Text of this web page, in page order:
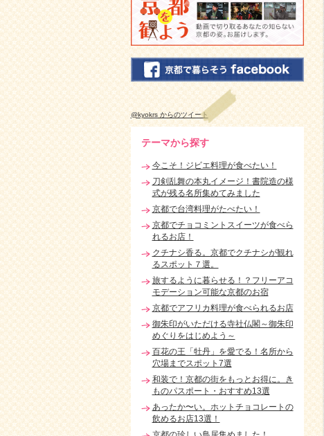
@kyokrs からのツイート
テーマから探す
今こそ！ジビエ料理が食べたい！
刀剣乱舞の本丸イメージ！書院造の様
式が残る名所集めてみました
京都で台湾料理がたべたい！
京都でチョコミントスイーツが食べら
れるお店！
クチナシ香る。京都でクチナシが観れ
るスポット７選。
旅するように暮らせる！？フリーアコ
モデーション可能な京都のお宿
京都でアフリカ料理が食べられるお店
御朱印がいただける寺社仏閣～御朱印
めぐりをはじめよう～
百花の王「牡丹」を愛でる！名所から
穴場までスポット7選
和装で！京都の街をもっとお得に。き
ものパスポート・おすすめ13選
あったか〜い。ホットチョコレートの
飲めるお店13選！